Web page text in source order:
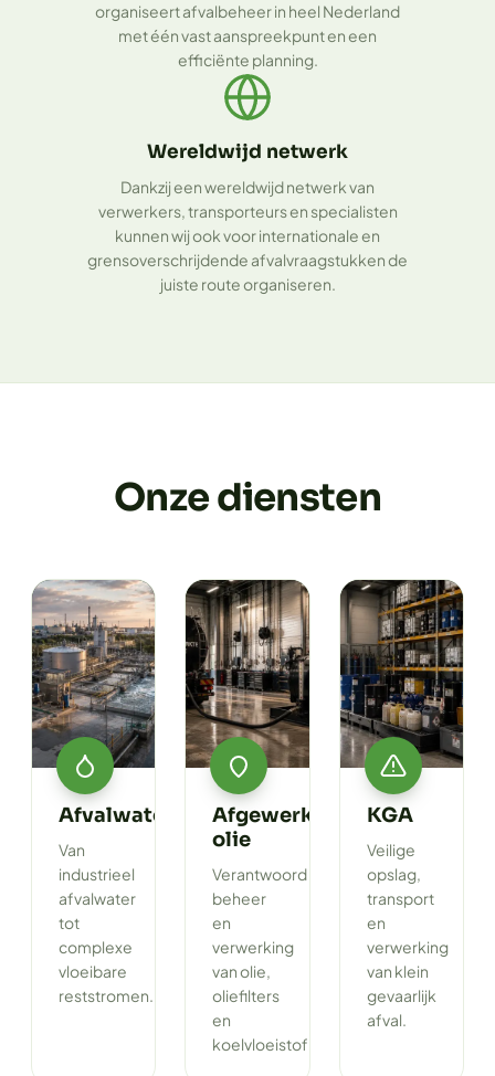
organiseert afvalbeheer in heel Nederland
met één vast aanspreekpunt en een
efficiënte planning.
Wereldwijd netwerk
Dankzij een wereldwijd netwerk van
verwerkers, transporteurs en specialisten
kunnen wij ook voor internationale en
grensoverschrijdende afvalvraagstukken de
juiste route organiseren.
Onze diensten
Afvalwater
Van
industrieel
afvalwater
tot
complexe
vloeibare
reststromen.
Afgewerkte
olie
Verantwoord
beheer
en
verwerking
van olie,
oliefilters
en
koelvloeistof.
KGA
Veilige
opslag,
transport
en
verwerking
van klein
gevaarlijk
afval.